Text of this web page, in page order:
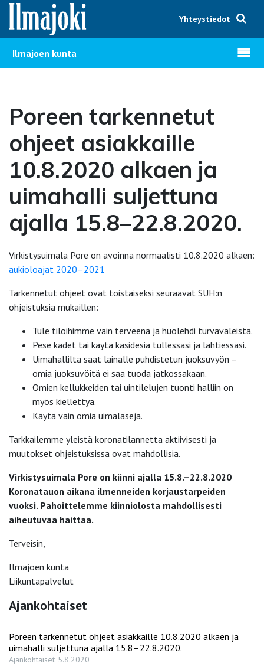
Hyppää sisältöön
Yhteystiedot
Ilmajoen kunta Avaa
Poreen tarkennetut
ohjeet asiakkaille
10.8.2020 alkaen ja
uimahalli suljettuna
ajalla 15.8–22.8.2020.
Virkistysuimala Pore on avoinna normaalisti 10.8.2020 alkaen:
aukioloajat 2020–2021
Tarkennetut ohjeet ovat toistaiseksi seuraavat SUH:n
ohjeistuksia mukaillen:
Tule tiloihimme vain terveenä ja huolehdi turvaväleistä.
Pese kädet tai käytä käsidesiä tullessasi ja lähtiessäsi.
Uimahallilta saat lainalle puhdistetun juoksuvyön –
omia juoksuvöitä ei saa tuoda jatkossakaan.
Omien kellukkeiden tai uintilelujen tuonti halliin on
myös kiellettyä.
Käytä vain omia uimalaseja.
Tarkkailemme yleistä koronatilannetta aktiivisesti ja
muutokset ohjeistuksissa ovat mahdollisia.
Virkistysuimala Pore on kiinni ajalla 15.8.–22.8.2020
Koronatauon aikana ilmenneiden korjaustarpeiden
vuoksi. Pahoittelemme kiinniolosta mahdollisesti
aiheutuvaa haittaa.
Terveisin,
Ilmajoen kunta
Liikuntapalvelut
Ajankohtaiset
Poreen tarkennetut ohjeet asiakkaille 10.8.2020 alkaen ja
uimahalli suljettuna ajalla 15.8–22.8.2020.
Ajankohtaiset 5.8.2020